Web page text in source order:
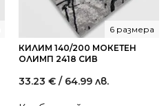
КИЛИМ 140/200 МОКЕТЕН
ОЛИМП 2418 СИВ
6 размера
33.23 € / 64.99 лв.